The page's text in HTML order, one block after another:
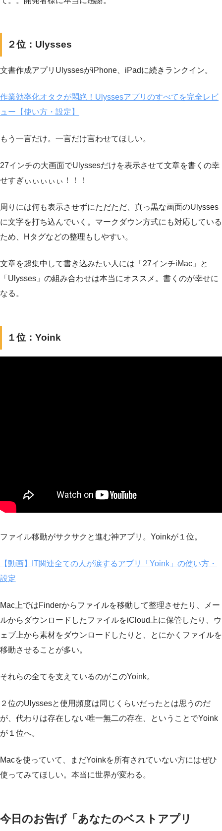
２位：Ulysses
文書作成アプリUlyssesがiPhone、iPadに続きランクイン。
作業効率化オタクが悶絶！Ulyssesアプリのすべてを完全レビ
ュー【使い方・設定】
もう一言だけ。一言だけ言わせてほしい。
27インチの大画面でUlyssesだけを表示させて文章を書くの幸
せすぎぃぃぃぃぃ！！！
周りには何も表示させずにただただ、真っ黒な画面のUlysses
に文字を打ち込んでいく。マークダウン方式にも対応している
ため、Hタグなどの整理もしやすい。
文章を超集中して書き込みたい人には「27インチiMac」と
「Ulysses」の組み合わせは本当にオススメ。書くのが幸せに
なる。
１位：Yoink
ファイル移動がサクサクと進む神アプリ。Yoinkが１位。
【動画】IT関連全ての人が涙するアプリ「Yoink」の使い方・
設定
Mac上ではFinderからファイルを移動して整理させたり、メー
ルからダウンロードしたファイルをiCloud上に保管したり、ウ
ェブ上から素材をダウンロードしたりと、とにかくファイルを
移動させることが多い。
それらの全てを支えているのがこのYoink。
２位のUlyssesと使用頻度は同じくらいだったとは思うのだ
が、代わりは存在しない唯一無二の存在、ということでYoink
が１位へ。
Macを使っていて、まだYoinkを所有されていない方にはぜひ
使ってみてほしい。本当に世界が変わる。
今日のお告げ「あなたのベストアプリ